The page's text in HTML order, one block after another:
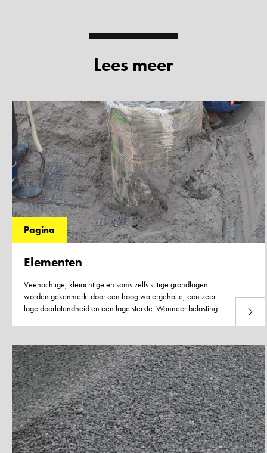
Lees meer
Pagina
Elementen
Veenachtige, kleiachtige en soms zelfs siltige grondlagen
worden gekenmerkt door een hoog watergehalte, een zeer
lage doorlatendheid en een lage sterkte. Wanneer belastingen
nieuwe belasting kan aanpassen vanwege de zeer lage
permeabiliteit en langzame dissipatie van het overtollige
poriewater.
Lees